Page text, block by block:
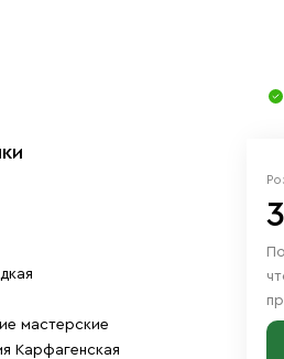
мастерские
Карфагенская